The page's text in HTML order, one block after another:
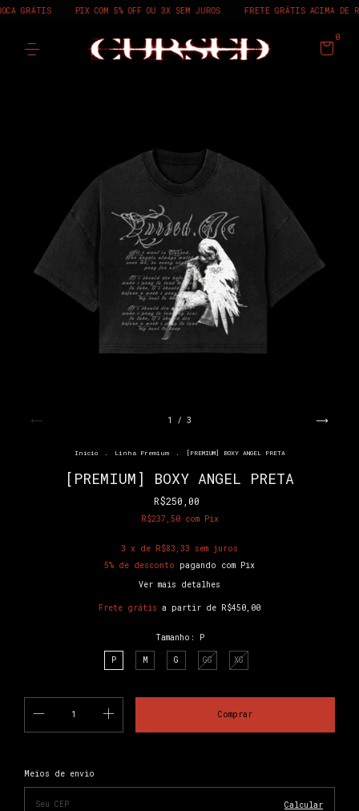
PIX COM 5% OFF OU 3X SEM JUROS FRETE GRÁTIS ACIMA DE R$450
0
1 / 3
Início Linha Premium [PREMIUM] BOXY ANGEL PRETA
[PREMIUM] BOXY ANGEL PRETA
R$250,00
R$237,50 com Pix
3 x de R$83,33
sem juros
5% de desconto pagando com Pix
Ver mais detalhes
Frete grátis a partir de R$450,00
Tamanho: P
P M G GG XG
Entregas para o CEP:
Meios de envio
Calcular